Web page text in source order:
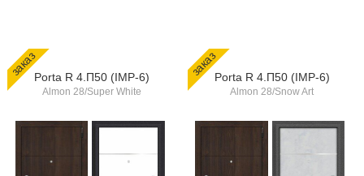
заказPorta R 4.П50 (IMP-6)
Almon 28/Super White
заказPorta R 4.П50 (IMP-6)
Almon 28/Snow Art